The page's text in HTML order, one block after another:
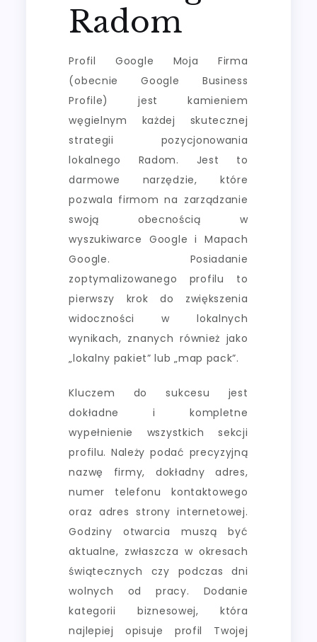
Radom
Profil Google Moja Firma
(obecnie Google Business
Profile) jest kamieniem
węgielnym każdej skutecznej
strategii pozycjonowania
lokalnego Radom. Jest to
darmowe narzędzie, które
pozwala firmom na zarządzanie
swoją obecnością w
wyszukiwarce Google i Mapach
Google. Posiadanie
zoptymalizowanego profilu to
pierwszy krok do zwiększenia
widoczności w lokalnych
wynikach, znanych również jako
„lokalny pakiet” lub „map pack”.
Kluczem do sukcesu jest
dokładne i kompletne
wypełnienie wszystkich sekcji
profilu. Należy podać precyzyjną
nazwę firmy, dokładny adres,
numer telefonu kontaktowego
oraz adres strony internetowej.
Godziny otwarcia muszą być
aktualne, zwłaszcza w okresach
świątecznych czy podczas dni
wolnych od pracy. Dodanie
kategorii biznesowej, która
najlepiej opisuje profil Twojej